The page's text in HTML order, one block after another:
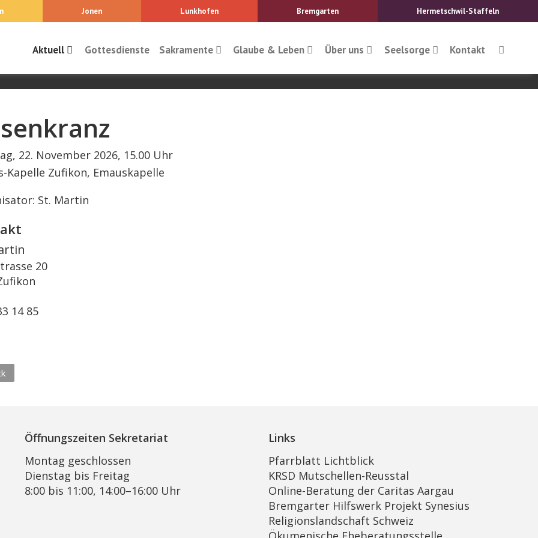
Jonen Lunkhofen Bremgarten Hermetschwil-Staffeln
Aktuell Gottesdienste Sakramente Glaube & Leben Über uns Seelsorge Kontakt
22. November 2026, 15.00 Uhr
Kapelle Zufikon, Emauskapelle
St. Martin
20
14 85
Öffnungszeiten Sekretariat
Montag geschlossen
Dienstag bis Freitag
8:00 bis 11:00, 14:00–16:00 Uhr
Links
Pfarrblatt Lichtblick
KRSD Mutschellen-Reusstal
Online-Beratung der Caritas Aargau
Bremgarter Hilfswerk Projekt Synesius
Religionslandschaft Schweiz